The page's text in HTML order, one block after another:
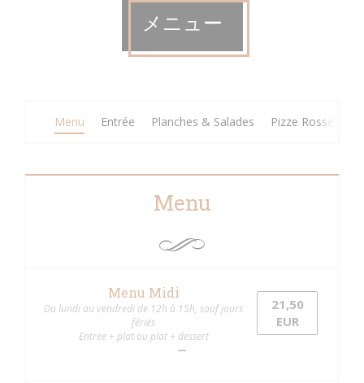
メニュー
Menu Entrée Planches & Salades Pizze Rosse
Menu
Menu Midi
Du lundi au vendredi de 12h à 15h, sauf jours
fériés
Entree + plat ou plat + dessert
21,50
EUR